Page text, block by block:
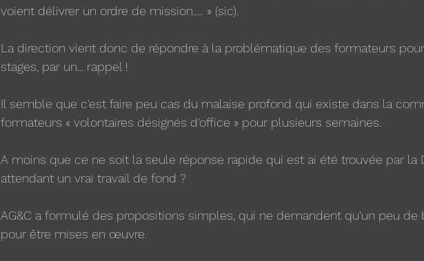
voient délivrer un ordre de mission..... » (sic).
La direction vient donc de répondre à la problématique des formateurs
stages, par un... rappel !
Il semble que c'est faire peu cas du malaise profond qui existe dans la
formateurs « volontaires désignés d'office » pour plusieurs semaines.
A moins que ce ne soit la seule réponse rapide qui est ai été trouvée par la
attendant un vrai travail de fond ?
AG&C a formulé des propositions simples, qui ne demandent qu'un peu de
pour être mises en œuvre.